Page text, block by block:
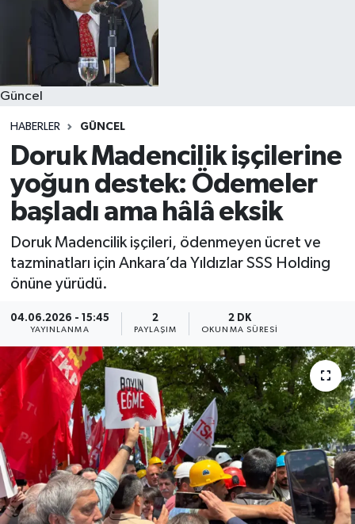
Güncel
HABERLER GÜNCEL
Doruk Madencilik işçilerine
yoğun destek: Ödemeler
başladı ama hâlâ eksik
Doruk Madencilik işçileri, ödenmeyen ücret ve
tazminatları için Ankara’da Yıldızlar SSS Holding
önüne yürüdü.
04.06.2026 - 15:45
YAYINLANMA
2
PAYLAŞIM
2 DK
OKUNMA SÜRESI